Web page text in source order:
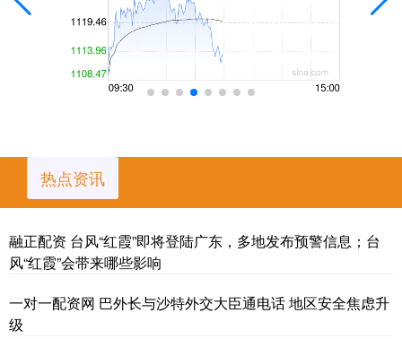
热点资讯
融正配资 台风“红霞”即将登陆广东，多地发布预警信息；台
风“红霞”会带来哪些影响
一对一配资网 巴外长与沙特外交大臣通电话 地区安全焦虑升
级